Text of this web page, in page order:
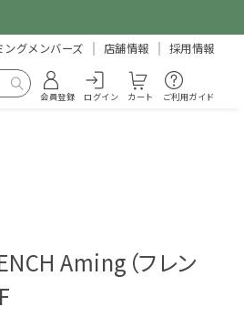
ングメンバーズ 店舗情報 採用情報
会員登録 ログイン カート ご利用ガイド
Aming（フレン